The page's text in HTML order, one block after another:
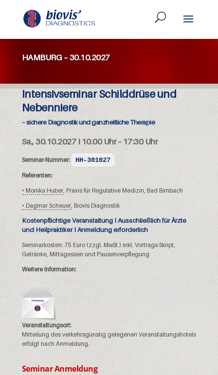
HAMBURG – 30.10.2027
Intensivseminar Schilddrüse und
Nebenniere
– sichere Diagnostik und ganzheitliche Therapie
Sa., 30.10.2027 I 10.00 Uhr – 17:30 Uhr
Seminar-Nummer: HH-301027
Referenten:
• Monika Huber, Praxis für Regulative Medizin, Bad Birnbach
• Dagmar Scheuer, Biovis Diagnostik
Kostenpflichtige Veranstaltung I Ausschließlich für Ärzte
und Heilpraktiker I Anmeldung erforderlich
Seminarkosten: 75 Euro (zzgl. MwSt.) inkl. Vortrags-Skript,
Getränke, Mittagessen und Pausenverpflegung
Weitere Information:
Veranstaltungsort:
Mitteilung des verkehrsgünstig gelegenen Veranstaltungshotels
erfolgt nach Anmeldung.
Seminar Anmeldung